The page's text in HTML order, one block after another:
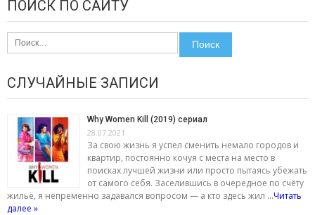
ПОИСК ПО САЙТУ
Найти:
СЛУЧАЙНЫЕ ЗАПИСИ
Why Women Kill (2019) сериал
28.07.2021
За свою жизнь я успел сменить немало городов и
квартир, постоянно кочуя с места на место в
поисках лучшей жизни или просто пытаясь убежать
от самого себя. Заселившись в очередное по счёту
жильё, я непременно задавался вопросом — а кто здесь жил …Читать
далее »